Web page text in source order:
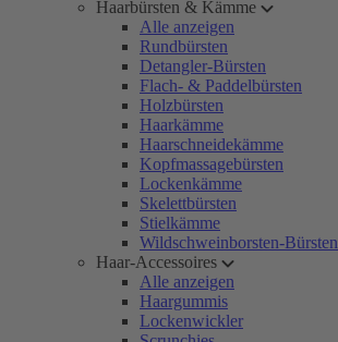
Haarbürsten & Kämme
Alle anzeigen
Rundbürsten
Detangler-Bürsten
Flach- & Paddelbürsten
Holzbürsten
Haarkämme
Haarschneidekämme
Kopfmassagebürsten
Lockenkämme
Skelettbürsten
Stielkämme
Wildschweinborsten-Bürsten
Haar-Accessoires
Alle anzeigen
Haargummis
Lockenwickler